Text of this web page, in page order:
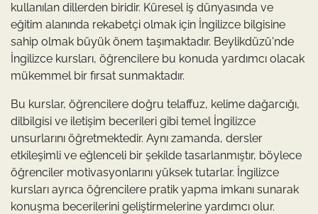
kullanılan dillerden biridir. Küresel iş dünyasında ve
eğitim alanında rekabetçi olmak için İngilizce bilgisine
sahip olmak büyük önem taşımaktadır. Beylikdüzü'nde
İngilizce kursları, öğrencilere bu konuda yardımcı olacak
mükemmel bir fırsat sunmaktadır.
Bu kurslar, öğrencilere doğru telaffuz, kelime dağarcığı,
dilbilgisi ve iletişim becerileri gibi temel İngilizce
unsurlarını öğretmektedir. Aynı zamanda, dersler
etkileşimli ve eğlenceli bir şekilde tasarlanmıştır, böylece
öğrenciler motivasyonlarını yüksek tutarlar. İngilizce
kursları ayrıca öğrencilere pratik yapma imkanı sunarak
konuşma becerilerini geliştirmelerine yardımcı olur.